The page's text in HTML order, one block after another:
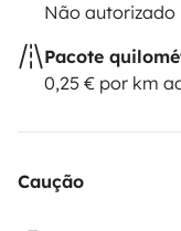
Não autorizado
Pacote
0,25 € por km
Caução